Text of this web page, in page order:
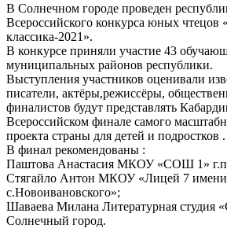
В Солнечном городе проведен
Всероссийского конкурса юных чтецов
классика-2021».
В конкурсе приняли участие 43
муниципальных районов республики.
Выступления участников оценивали
писатели, актёры,режиссёры,
финалистов будут представлять
Всероссийском финале самого
проекта страны для детей и подростков .
В финал рекомендованы :
Паштова Анастасия МКОУ «СОШ 1»
Стягайло Антон МКОУ «Лицей 7
с.Новоивановского»;
Шаваева Милана Литературная студия
Солнечный город.